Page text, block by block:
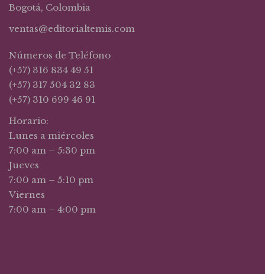
Bogotá, Colombia
ventas@editorialtemis.com
Números de Teléfono
(+57) 316 834 49 51
(+57) 317 504 32 83
(+57) 310 699 46 91
Horario:
Lunes a miércoles
7:00 am – 5:30 pm
Jueves
7:00 am – 5:10 pm
Viernes
7:00 am – 4:00 pm